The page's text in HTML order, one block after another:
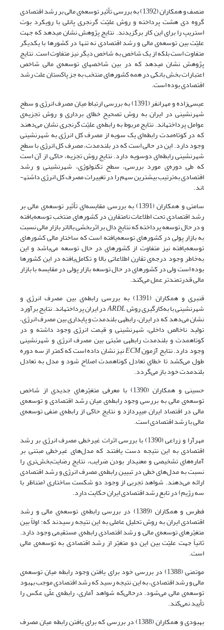
منصف و همکاران (1392) به بررسی تأثیر توسعه‌ی مالی بر رشد اقتصادی
گروه دی هشت پرداخته و روش علیّت گرنجری پانلی با رویکرد بوت
استریپ را برای این کار برگزیدند. نتایج پژوهش نشان می­دهد که جهت
علیّت بین توسعه‌ی مالی و رشد اقتصادی نه تنها در کشورها با یکدیگر
متفاوت است بلکه از یک شاخص به شاخص دیگر نیز متفاوت است. نتایج
پژوهش نشان می­دهد که در بین شاخص­های توسعه‌ی مالی شاخص
اعتبارات بخش بانکی در همه کشورهای منتخب به جز پاکستان علت رشد
اقتصادی بوده است.
عیسی‌زاده و مهرانفر (1391) به بررسی ارتباط میان مصرف انرژی و سطح
شهرنشینی در ایران به روش تصحیح خطای برداری و روش تجزیه‌ی
عوامل پرداخته­اند. نتایج مربوط به رابطه‌ی علیّت گرنجری نشان می‌دهند
که در کوتاه‌مدت رابطه‌ای یک سویه از مصرف کل انرژی به شهرنشینی
وجود دارد. این در حالی است که در بلندمدت، مصرف کل انرژی با سطح
شهرنشینی رابطه‌ای دوسویه دارد. نتایج روش تجزیه، حاکی از آن است
که طی دوره‌ی مورد بررسی، سطح تکنولوژی، شهرنشینی و رشد
اقتصادی به‌ترتیب بیشترین سهم را در تغییرات مصرف کل انرژی داشته­
اند.
سامتی و همکاران (1391) به بررسی مقایسه‌ای تأثیر توسعه‌ی مالی بر
رشد اقتصادی تحت اطلاعات نامتقارن در کشورهای منتخب توسعه‌یافته
و در حال توسعه پرداخته که نتایج دال بر اثربخشی بالاتر بازار مالی نسبت
به بازار پولی در کشورهای توسعه‌یافته است که ساختار مالی کشورهای
توسعه‌یافته نیز متفاوت از کشورهای در حال توسعه می‌باشد و این
به‌خاطر وجود درجه‌ی تقارن اطلاعاتی بالا و تکامل‌یافته در این کشورها
بوده است ولی در کشورهای در حال توسعه بازار پولی در مقایسه با بازار
مالی قدرتمندتر عمل می‌کند.
قنبری و همکاران (1391) به بررسی رابطه‌ی بین مصرف انرژی و
شهرنشینی با به‌کارگیری روشARDLدر ایران پرداخته­اند. نتایج برآورد
نشان می‌دهد که در ایران، رابطه‎ی بلندمدت و پایداری بین مصرف انرژی،
تولید ناخالص داخلی، شهرنشینی و قیمت انرژی وجود داشته و در
کوتاه‎مدت و بلندمدت رابطه‎ی مثبتی بین مصرف انرژی و شهرنشینی
وجود دارد. نتایج آزمونECMنیز نشان داده است که کمتر از سه دوره
طول می‌کشد تا خطای تعادل کوتاه‎مدت اصلاح شود و مدل به تعادل
بلندمدت خود باز می‌گردد.
حسینی و همکاران (1390) با معرفی متغیّرهای جدیدی از شاخص
توسعه‌ی مالی به بررسی وجود رابطه‌ی میان رشد اقتصادی و توسعه‌ی
مالی در اقتصاد ایران می­پردازد و نتایج حاکی از رابطه‌ی منفی توسعه‌ی
مالی با رشد اقتصادی است.
مهرآرا و زراعی (1390) با بررسی اثرات غیرخطی مصرف انرژی بر رشد
اقتصادی به این نتیجه دست یافتند که مدل‌های غیرخطی مبتنی بر
آماره‌های تشخیصی و معنی­دار بودن ضرایب، نتایج رضایت‌بخش‌تری را
نسبت به مدل‌های خطی در تبیین رابطه‌ی مصرف انرژی و رشد اقتصادی
ارائه می‌دهند. شواهد تجربی از وجود دو شکست ساختاری (متناظر با
سه رژیم) در تابع رشد اقتصادی ایران حکایت دارد.
فطرس و همکاران (1389) در بررسی رابطه‌ی توسعه‌ی مالی و رشد
اقتصادی ایران به روش تحلیل عاملی به این نتیجه رسیدند که؛ اولاً بین
متغیّرهای توسعه‌ی مالی و رشد اقتصادی رابطه‌ی مستقیمی وجود دارد.
ثانیاً جهت علیّت بین این دو متغیّر از رشد اقتصادی به توسعه‌ی مالی
است.
موتمنی (1388) در بررسی خود برای یافتن وجود رابطه میان توسعه‌ی
مالی و رشد اقتصادی، به این نتیجه رسید که رشد اقتصادی موجب بهبود
توسعه‌ی مالی می‌شود. درحالی‌که شواهد آماری، رابطه‌ی علّی عکس را
تأیید نمی‌کند.
بهبودی و همکاران (1388) در بررسی که برای یافتن رابطه میان مصرف